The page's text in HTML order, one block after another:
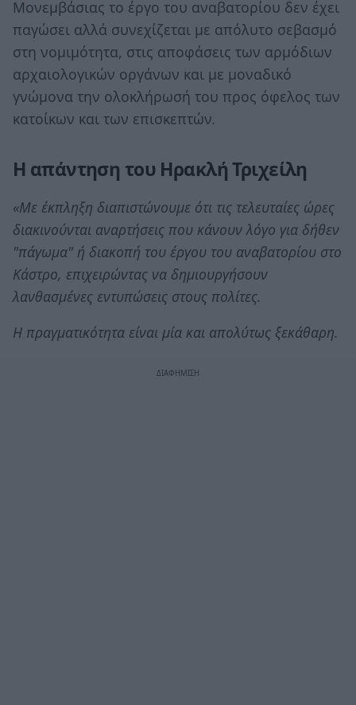
Μονεμβάσιας το έργο του αναβατορίου δεν έχει
παγώσει αλλά συνεχίζεται με απόλυτο σεβασμό
στη νομιμότητα, στις αποφάσεις των αρμόδιων
αρχαιολογικών οργάνων και με μοναδικό
γνώμονα την ολοκλήρωσή του προς όφελος των
κατοίκων και των επισκεπτών.
Η απάντηση του Ηρακλή Τριχείλη
«Με έκπληξη διαπιστώνουμε ότι τις τελευταίες ώρες
διακινούνται αναρτήσεις που κάνουν λόγο για δήθεν
"πάγωμα" ή διακοπή του έργου του αναβατορίου στο
Κάστρο, επιχειρώντας να δημιουργήσουν
λανθασμένες εντυπώσεις στους πολίτες.
Η πραγματικότητα είναι μία και απολύτως ξεκάθαρη.